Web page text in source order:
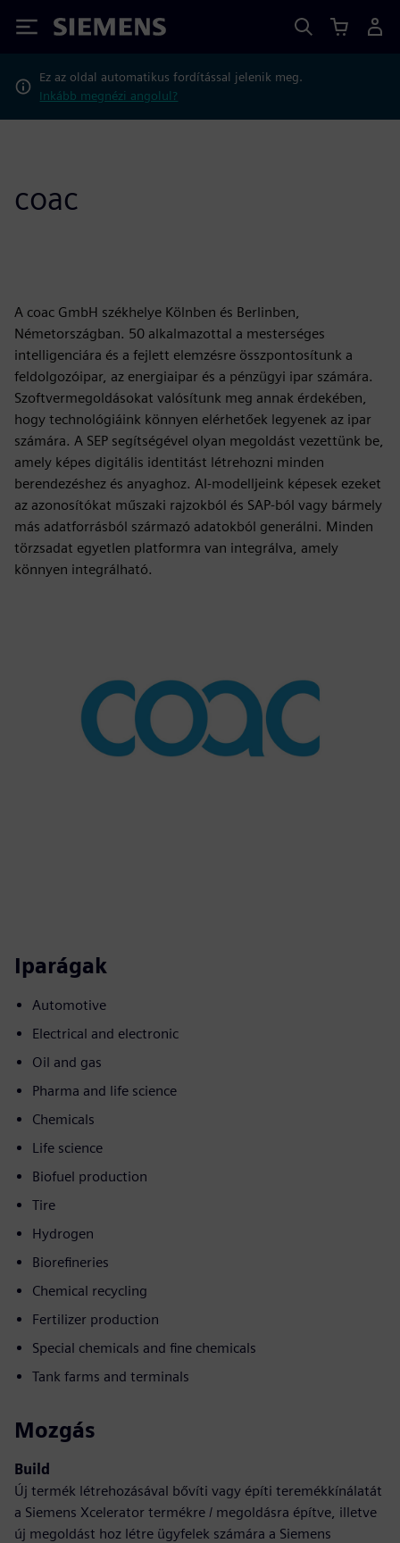
Siemens
Ez az oldal automatikus fordítással jelenik meg.
Inkább megnézi angolul?
coac
A coac GmbH székhelye Kölnben és Berlinben,
Németországban. 50 alkalmazottal a mesterséges
intelligenciára és a fejlett elemzésre összpontosítunk a
feldolgozóipar, az energiaipar és a pénzügyi ipar számára.
Szoftvermegoldásokat valósítunk meg annak érdekében,
hogy technológiáink könnyen elérhetőek legyenek az ipar
számára. A SEP segítségével olyan megoldást vezettünk be,
amely képes digitális identitást létrehozni minden
berendezéshez és anyaghoz. AI-modelljeink képesek ezeket
az azonosítókat műszaki rajzokból és SAP-ból vagy bármely
más adatforrásból származó adatokból generálni. Minden
törzsadat egyetlen platformra van integrálva, amely
könnyen integrálható.
Iparágak
Automotive
Electrical and electronic
Oil and gas
Pharma and life science
Chemicals
Life science
Biofuel production
Tire
Hydrogen
Biorefineries
Chemical recycling
Fertilizer production
Special chemicals and fine chemicals
Tank farms and terminals
Mozgás
Build
Új termék létrehozásával bővíti vagy építi teremékkínálatát
a Siemens Xcelerator termékre / megoldásra építve, illetve
új megoldást hoz létre ügyfelek számára a Siemens